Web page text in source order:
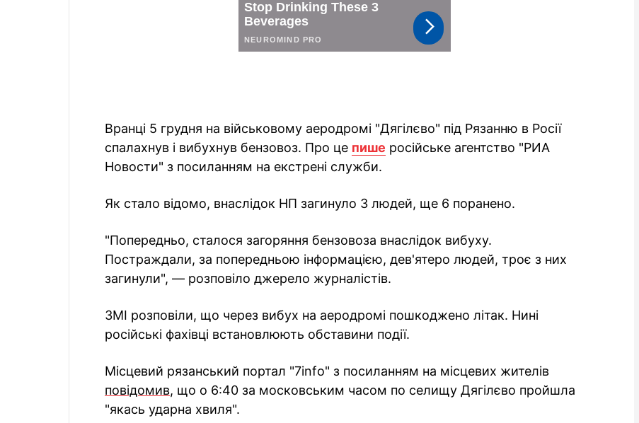
Вранці 5 грудня на військовому аеродромі "Дягілєво" під Рязанню в Росії
спалахнув і вибухнув бензовоз. Про це пише російське агентство "РИА
Новости" з посиланням на екстрені служби.
Як стало відомо, внаслідок НП загинуло 3 людей, ще 6 поранено.
"Попередньо, сталося загоряння бензовоза внаслідок вибуху.
Постраждали, за попередньою інформацією, дев'ятеро людей, троє з них
загинули", — розповіло джерело журналістів.
ЗМІ розповіли, що через вибух на аеродромі пошкоджено літак. Нині
російські фахівці встановлюють обставини події.
Місцевий рязанський портал "7info" з посиланням на місцевих жителів
повідомив, що о 6:40 за московським часом по селищу Дягілєво пройшла
"якась ударна хвиля".